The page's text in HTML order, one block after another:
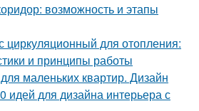
возможность и этапы
циркуляционный для отопления:
и принципы работы
маленьких квартир. Дизайн
идей для дизайна интерьера с